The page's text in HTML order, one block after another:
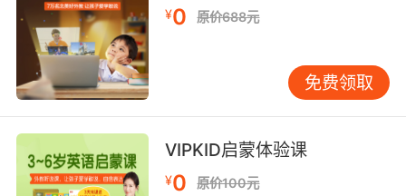
2 出处：
出自《列子》——《列子》又名《冲虚经》，是
道家重要典籍。全书共载民间故事寓言、神话传
说，如“愚公移山”、“夸父追日”、“杞人忧天”等
134则，是东晋人张湛所辑录增补的，题材广
泛，趣味性强，发人深思。
¥0 原价688元
免费领取
VIPKID启蒙体验课
¥0 原价100元